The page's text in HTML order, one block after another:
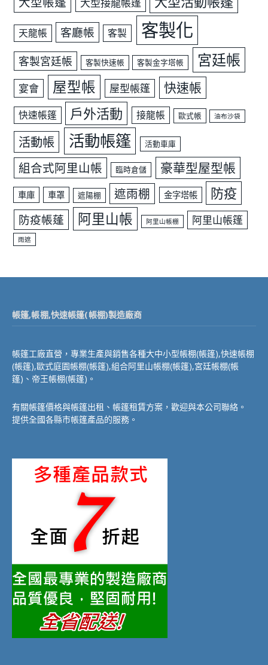
大型接龍帳篷
天龍帳 客廳帳 客製 客製化
客製宮廷帳 客製快速帳 客製金字塔帳 宮廷帳
宴會 屋型帳 屋型帳篷 快速帳
快速帳篷 戶外活動 接龍帳 歐式帳 油布沙袋
活動帳 活動帳篷 活動車庫
組合式阿里山帳 臨時倉儲 豪華型屋型帳
車庫 車罩 遮陽棚 遮雨棚 金字塔帳 防疫
防疫帳蓬 阿里山帳 阿里山帳棚 阿里山帳篷
雨遮
帳篷,帳棚,快速帳篷(帳棚)製造廠商
帳篷工廠直營，專業生產與銷售各種大中小型帳棚(帳篷),快速帳棚
(帳篷),歐式庭園帳棚(帳篷),組合阿里山帳棚(帳篷),宮廷帳棚(帳
篷)、帝王帳棚(帳篷)。
有關帳篷價格與帳篷出租、帳篷租賃方案，歡迎與本公司聯絡。
提供全國各縣市帳篷產品的服務。